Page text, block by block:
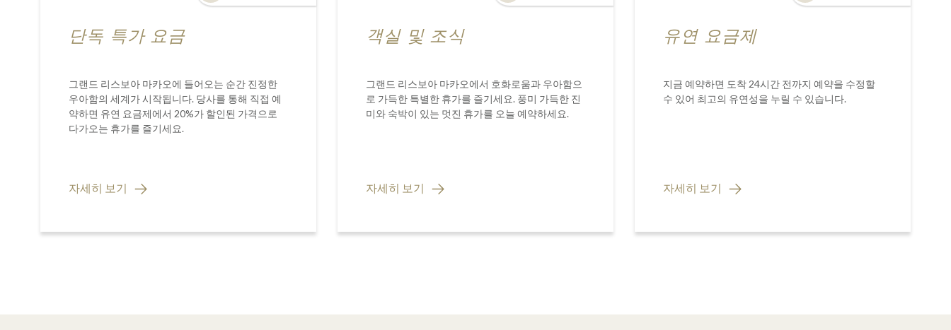
단독 특가 요금
그랜드 리스보아 마카오에 들어오는 순간 진정한
우아함의 세계가 시작됩니다. 당사를 통해 직접 예
약하면 유연 요금제에서 20%가 할인된 가격으로
다가오는 휴가를 즐기세요.
자세히 보기
객실 및 조식
그랜드 리스보아 마카오에서 호화로움과 우아함으
로 가득한 특별한 휴가를 즐기세요. 풍미 가득한 진
미와 숙박이 있는 멋진 휴가를 오늘 예약하세요.
자세히 보기
유연 요금제
지금 예약하면 도착 24시간 전까지 예약을 수정할
수 있어 최고의 유연성을 누릴 수 있습니다.
자세히 보기